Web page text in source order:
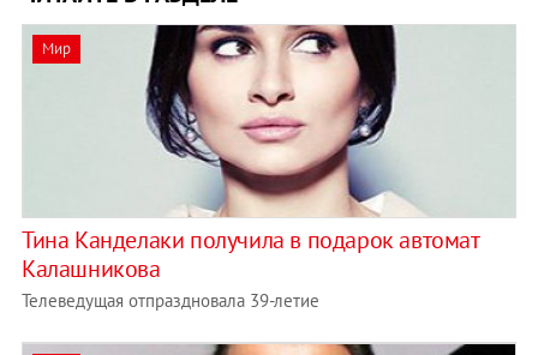
Мир
Тина Канделаки получила в подарок автомат
Калашникова
Телеведущая отпраздновала 39-летие